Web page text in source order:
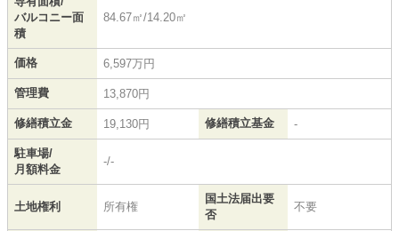
バルコニー面
積
84.67㎡/14.20㎡
価格 6,597万円
管理費 13,870円
修繕積立金 19,130円 修繕積立基金 -
駐車場/
月額料金
-/-
土地権利 所有権
国土法届出要
否
不要